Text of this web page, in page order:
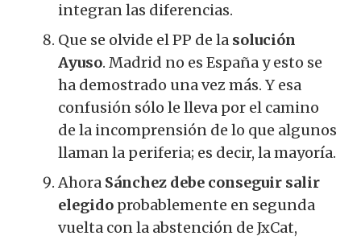
integran las diferencias.
Que se olvide el PP de la solución
Ayuso. Madrid no es España y esto se
ha demostrado una vez más. Y esa
confusión sólo le lleva por el camino
de la incomprensión de lo que algunos
llaman la periferia; es decir, la mayoría.
Ahora Sánchez debe conseguir salir
elegido probablemente en segunda
vuelta con la abstención de JxCat,